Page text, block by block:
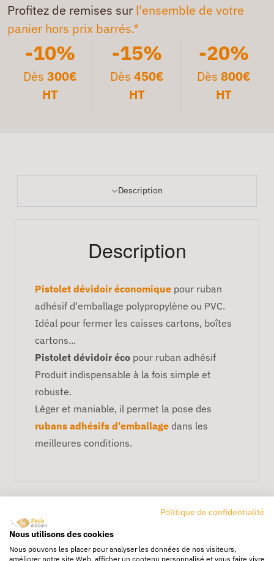
Profitez de remises sur l'ensemble de votre
panier hors prix barrés.*
-10%
Dès300€
HT
-15%
Dès 450€
HT
-20%
Dès 800€
HT
Description
Description
Pistolet dévidoir économique pour ruban
adhésif d'emballage polypropylène ou PVC.
Idéal pour fermer les caisses cartons, boîtes
cartons...
Pistolet dévidoir éco pour ruban adhésif
Produit indispensable à la fois simple et
robuste.
Léger et maniable, il permet la pose des
rubans adhésifs d'emballage dans les
meilleures conditions.
Politique de confidentialité
Nous utilisons des cookies
Nous pouvons les placer pour analyser les données de nos visiteurs,
améliorer notre site Web, afficher un contenu personnalisé et vous faire vivre